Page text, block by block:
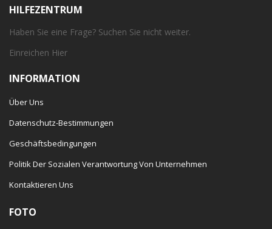
HILFEZENTRUM
Haben Sie eine Frage? Suchen Sie nicht weiter.
Einreichen Hier
INFORMATION
Über Uns
Datenschutz-Bestimmungen
Geschäftsbedingungen
Politik Der Sozialen Verantwortung Von Unternehmen
Kontaktieren Uns
FOTO